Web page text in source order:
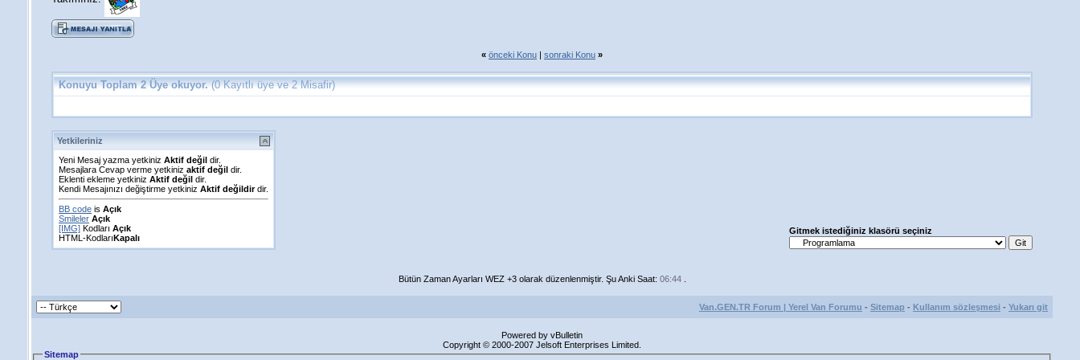
« önceki Konu | sonraki Konu »
Konuyu Toplam 2 Üye okuyor.(0 Kayıtlı üye ve 2 Misafir)
Yetkileriniz
Yeni Mesaj yazma yetkiniz Aktif değil dir.
Mesajlara Cevap verme yetkiniz aktif değil dir.
Eklenti ekleme yetkiniz Aktif değil dir.
Kendi Mesajınızı değiştirme yetkiniz Aktif değildirdir.
BB code is Açık
Smileler Açık
[IMG] Kodları Açık
HTML-KodlarıKapalı
Gitmek istediğiniz klasörü seçiniz
Bütün Zaman Ayarları WEZ +3 olarak düzenlenmiştir. Şu Anki Saat: 06:44.
Van.GEN.TR Forum | Yerel Van Forumu - Sitemap - Kullanım sözleşmesi - Yukarı git
Powered by vBulletin
Copyright © 2000-2007 Jelsoft Enterprises Limited.
Sitemap